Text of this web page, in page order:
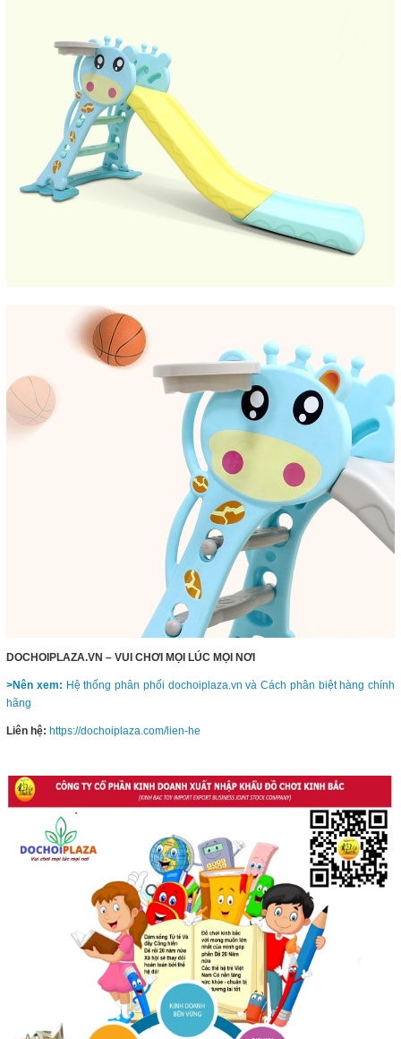
DOCHOIPLAZA.VN – VUI CHƠI MỌI LÚC MỌI NƠI
>Nên xem: Hệ thống phân phối dochoiplaza.vn và Cách phân biệt hàng chính
hãng
Liên hệ: https://dochoiplaza.com/lien-he